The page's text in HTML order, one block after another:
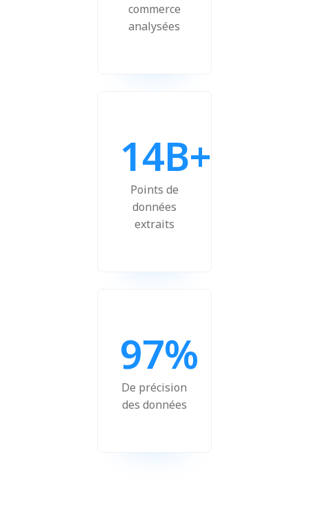
commerce
analysées
14B+
Points de
données
extraits
97%
De précision
des données